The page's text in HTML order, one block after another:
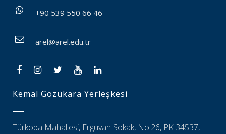
+90 539 550 66 46
arel@arel.edu.tr
Kemal Gözükara Yerleşkesi
Türkoba Mahallesi, Erguvan Sokak, No:26, PK 34537,